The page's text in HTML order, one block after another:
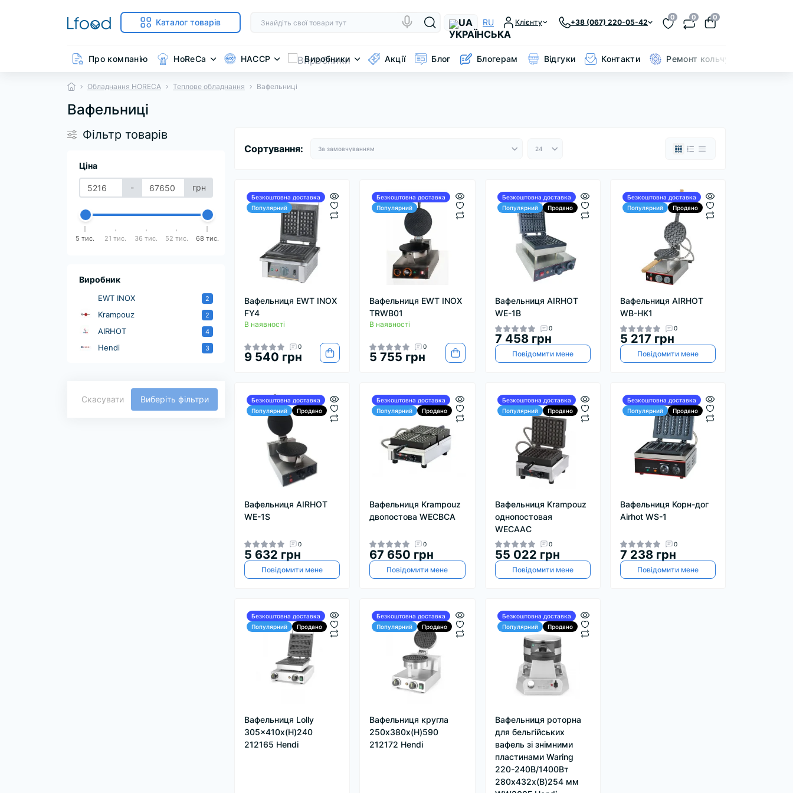
Каталог товарів UA RU Клієнту +38 (067) 220-05-42
0 0 0
Про компанію HoReCa HACCP Виробники Акції Блог Блогерам Відгуки Контакти Ремонт кольчуги
Обладнання HORECA Теплове обладнання Вафельниці
Вафельниці
Фільтр товарів
Ціна
- грн
5 тис. 21 тис. 36 тис. 52 тис. 68 тис.
Виробник
EWT INOX 2
Krampouz 2
AIRHOT 4
Hendi 3
Скасувати Виберіть фільтри
Сортування:
Безкоштовна доставка
Популярний
Вафельниця EWT INOX
FY4
В наявності
0
9 540 грн
Безкоштовна доставка
Популярний
Вафельниця EWT INOX
TRWB01
В наявності
0
5 755 грн
Безкоштовна доставка
Популярний
Продано
Вафельниця AIRHOT
WE-1B
0
7 458 грн
Повідомити мене
Безкоштовна доставка
Популярний
Продано
Вафельниця AIRHOT
WB-HK1
0
5 217 грн
Повідомити мене
Безкоштовна доставка
Популярний
Продано
Вафельниця AIRHOT
WE-1S
0
5 632 грн
Повідомити мене
Безкоштовна доставка
Популярний
Продано
Вафельниця Krampouz
двопостова WECBCA
0
67 650 грн
Повідомити мене
Безкоштовна доставка
Популярний
Продано
Вафельниця Krampouz
однопостовая
WECAAC
0
55 022 грн
Повідомити мене
Безкоштовна доставка
Популярний
Продано
Вафельниця Корн-дог
Airhot WS-1
0
7 238 грн
Повідомити мене
Безкоштовна доставка
Популярний
Продано
Вафельниця Lolly
305x410x(H)240
212165 Hendi
Безкоштовна доставка
Популярний
Продано
Вафельниця кругла
250x380x(H)590
212172 Hendi
Безкоштовна доставка
Популярний
Продано
Вафельниця роторна
для бельгійських
вафель зі знімними
пластинами Waring
220-240В/1400Вт
280х432х(В)254 мм